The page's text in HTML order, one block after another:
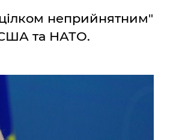
неприйнятним"
США та НАТО.